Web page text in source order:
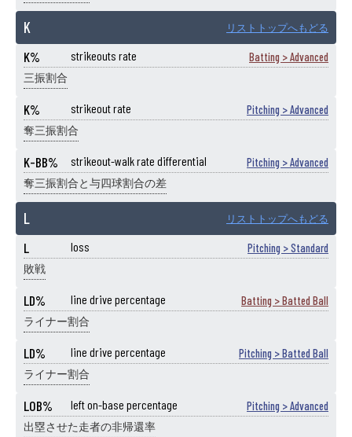
K リストトップへもどる
K% strikeouts rate Batting > Advanced
三振割合
K% strikeout rate Pitching > Advanced
奪三振割合
K-BB% strikeout-walk rate differential Pitching > Advanced
奪三振割合と与四球割合の差
L リストトップへもどる
L loss Pitching > Standard
敗戦
LD% line drive percentage Batting > Batted Ball
ライナー割合
LD% line drive percentage Pitching > Batted Ball
ライナー割合
LOB% left on-base percentage Pitching > Advanced
出塁させた走者の非帰還率